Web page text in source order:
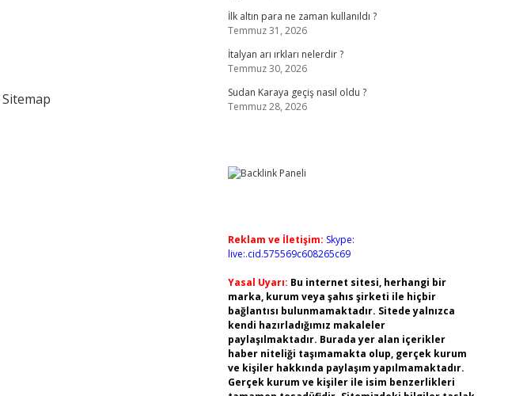
Sitemap
İlk altın para ne zaman kullanıldı ?
Temmuz 31, 2026
İtalyan arı ırkları nelerdir ?
Temmuz 30, 2026
Sudan Karaya geçiş nasıl oldu ?
Temmuz 28, 2026
Reklam ve İletişim: Skype:
live:.cid.575569c608265c69
Yasal Uyarı: Bu internet sitesi, herhangi bir
marka, kurum veya şahıs şirketi ile hiçbir
bağlantısı bulunmamaktadır. Sitede yalnızca
kendi hazırladığımız makaleler
paylaşılmaktadır. Burada yer alan içerikler
haber niteliği taşımamakta olup, gerçek kurum
ve kişiler hakkında paylaşım yapılmamaktadır.
Gerçek kurum ve kişiler ile isim benzerlikleri